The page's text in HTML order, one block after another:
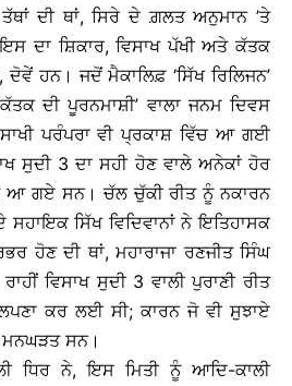
ਦੀ ਥਾਂ, ਸਿਰੇ ਦੇ ਗ਼ਲਤ ਅਨੁਮਾਨ ’ਤੇ
ਦਾ ਸ਼ਿਕਾਰ, ਵਿਸਾਖ ਪੱਖੀ ਅਤੇ ਕੱਤਕ
ਹਨ। ਜਦੋਂ ਮੈਕਾਲਿਫ਼ ‘ਸਿੱਖ ਰਿਲਿਜਨ’
ਦੀ ਪੂਰਨਮਾਸ਼ੀ’ ਵਾਲਾ ਜਨਮ ਦਿਵਸ
ਪਰੰਪਰਾ ਵੀ ਪ੍ਰਕਾਸ਼ ਵਿੱਚ ਆ ਗਈ
ਸੁਦੀ 3 ਦਾ ਸਹੀ ਹੋਣ ਵਾਲੇ ਅਨੇਕਾਂ ਹੋਰ
ਆ ਗਏ ਸਨ। ਚੱਲ ਚੁੱਕੀ ਰੀਤ ਨੂੰ ਨਕਾਰਨ
ਸਿੱਖ ਵਿਦਿਵਾਨਾਂ ਨੇ ਇਤਿਹਾਸਕ
ਹੋਣ ਦੀ ਥਾਂ, ਮਹਾਰਾਜਾ ਰਣਜੀਤ ਸਿੰਘ
ਵਿਸਾਖ ਸੁਦੀ 3 ਵਾਲੀ ਪੁਰਾਣੀ ਰੀਤ
ਕਰ ਲਈ ਸੀ; ਕਾਰਨ ਜੋ ਵੀ ਸੁਝਾਏ
ਸਨ।
ਧਿਰ ਨੇ, ਇਸ ਮਿਤੀ ਨੂੰ ਆਦਿ-ਕਾਲੀ